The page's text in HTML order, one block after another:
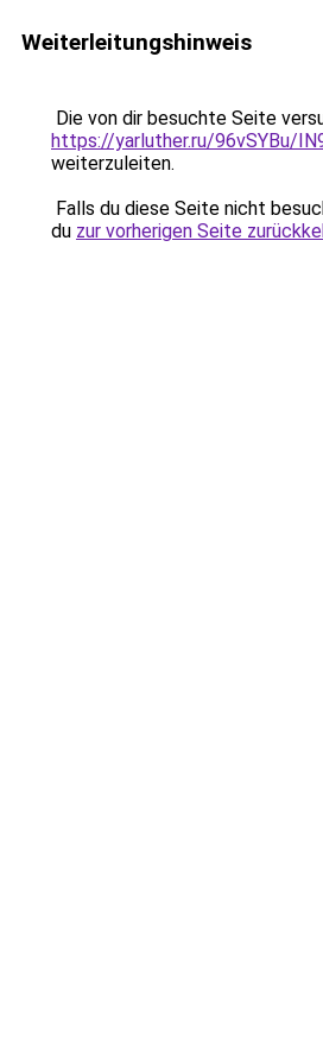
Weiterleitungshinweis
Die von dir besuchte Seite
https://yarluther.ru/96vSYBu/
weiterzuleiten.
Falls du diese Seite nicht
du zur vorherigen Seite